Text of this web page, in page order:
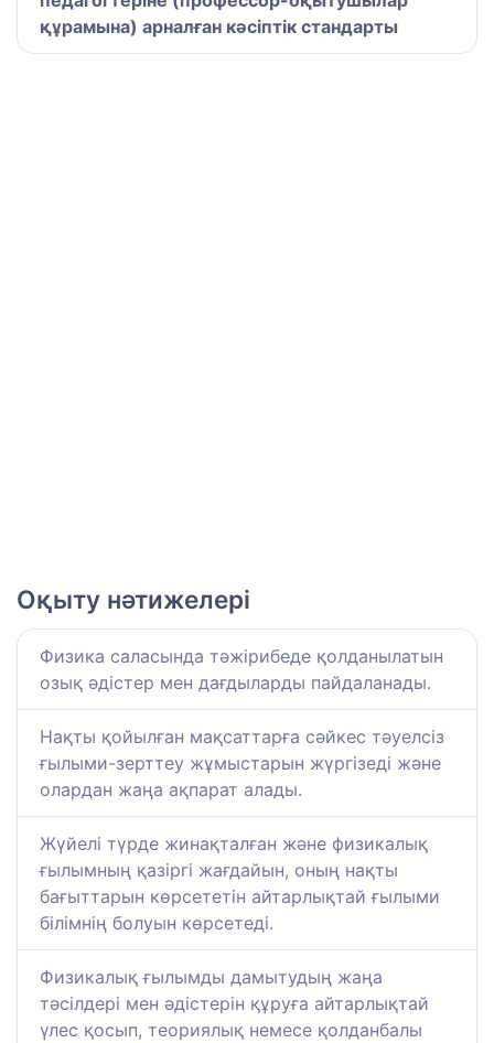
құрамына) арналған кәсіптік стандарты
Оқыту нәтижелері
Физика саласында тәжірибеде қолданылатын
озық әдістер мен дағдыларды пайдаланады.
Нақты қойылған мақсаттарға сәйкес тәуелсіз
ғылыми-зерттеу жұмыстарын жүргізеді және
олардан жаңа ақпарат алады.
Жүйелі түрде жинақталған және физикалық
ғылымның қазіргі жағдайын, оның нақты
бағыттарын көрсететін айтарлықтай ғылыми
білімнің болуын көрсетеді.
Физикалық ғылымды дамытудың жаңа
тәсілдері мен әдістерін құруға айтарлықтай
үлес қосып, теориялық немесе қолданбалы